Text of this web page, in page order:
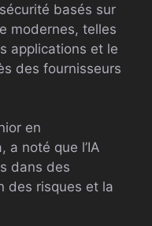
basés sur
modernes, telles
applications et le
des fournisseurs
en
a noté que l’IA
dans des
des risques et la